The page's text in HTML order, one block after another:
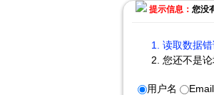
提示信息： 您没
读取数据
您还不是
用户名
Email